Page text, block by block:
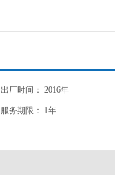
出厂时间： 2016年
服务期限： 1年